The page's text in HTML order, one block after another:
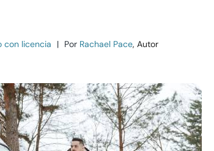
con licencia | Por Rachael Pace, Autor